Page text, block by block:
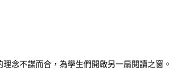
念不謀而合，為學生們開啟另一扇閱讀之窗。